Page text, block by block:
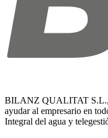
BILANZ QUALITAT S.L.,
ayudar al empresario en
Integral del agua y